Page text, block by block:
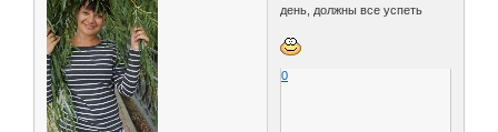
день, должны все успеть
0